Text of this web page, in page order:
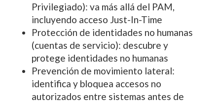
Privilegiado): va más allá del PAM,
incluyendo acceso Just-In-Time
Protección de identidades no humanas
(cuentas de servicio): descubre y
protege identidades no humanas
Prevención de movimiento lateral:
identifica y bloquea accesos no
autorizados entre sistemas antes de